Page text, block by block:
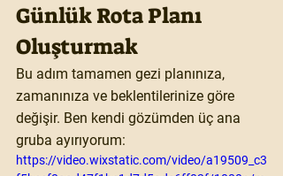
Günlük Rota Planı
Oluşturmak
Bu adım tamamen gezi planınıza,
zamanınıza ve beklentilerinize göre
değişir. Ben kendi gözümden üç ana
gruba ayırıyorum:
https://video.wixstatic.com/video/a19509_c3